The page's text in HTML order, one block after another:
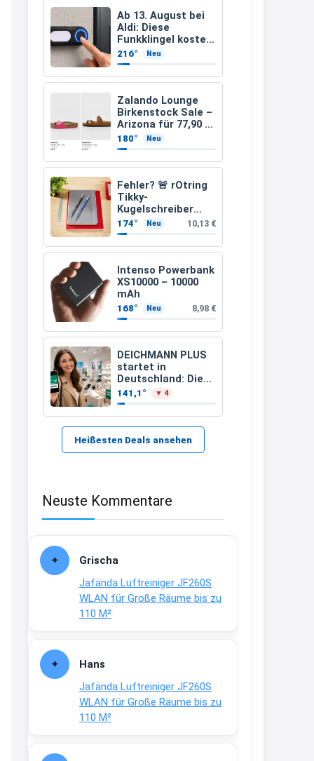
Ab 13. August bei
Aldi: Diese
Funkklingel kostet
nur 3,49 Euro
216° Neu
Zalando Lounge
Birkenstock Sale –
Arizona für 77,90 €
statt 120 €
180° Neu
Fehler? 🚨 rOtring
Tikky-
Kugelschreiber
blaue Tinte
mittlere Spitze
blau (1,0 mm – 12
Stück)
174° Neu 10,13 €
Intenso Powerbank
XS10000 – 10000
mAh
168° Neu 8,98 €
DEICHMANN PLUS
startet in
Deutschland: Diese
Vorteile bekommt
Ihr jetzt beim
Schuhkauf
141,1° ▼ 4
Heißesten Deals ansehen
Neuste Kommentare
Grischa
Jafända Luftreiniger JF260S
WLAN für Große Räume bis zu
110 M²
Hans
Jafända Luftreiniger JF260S
WLAN für Große Räume bis zu
110 M²
müsste schon stornieren und
nochmal bestellen, da man
Rabattcodes oder auch
Geschenkgutscheine im
Warenkorb oder an der Kasse
VOR dem Kauf einlösen kann.
17:06
↩
Och siche den Gutschein
fürmeggelebaguetts
Kerstin
Meggle bagett Gutschein code
21:37
↩
Kerstin
Bei EDEKA
↩
29.07www.haribo.com/de-
↩
Joachim
Ab diesem Jahr gibt es keine
Fielmann-Blinkis mehr / wurde
www.fielmann-
group.com/blinkis...
13:44